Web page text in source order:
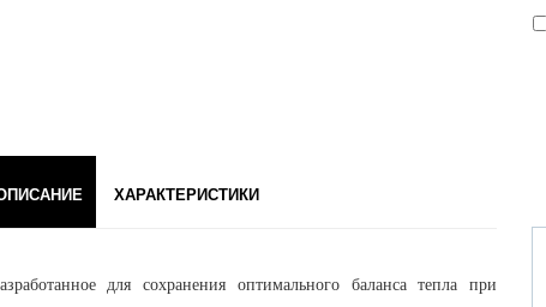
ХАРАКТЕРИСТИКИ
для сохранения оптимального баланса тепла при